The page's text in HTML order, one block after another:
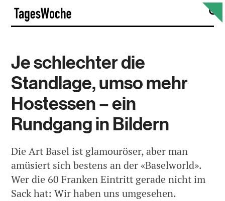
Skip
content
Je schlechter die
Standlage, umso mehr
Hostessen – ein
Rundgang in Bildern
Die Art Basel ist glamouröser, aber man
amüsiert sich bestens an der «Baselworld».
Wer die 60 Franken Eintritt gerade nicht im
Sack hat: Wir haben uns umgesehen.